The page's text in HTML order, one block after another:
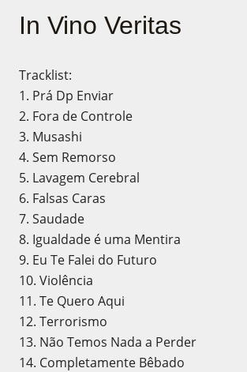
In Vino Veritas
Tracklist:
1. Prá Dp Enviar
2. Fora de Controle
3. Musashi
4. Sem Remorso
5. Lavagem Cerebral
6. Falsas Caras
7. Saudade
8. Igualdade é uma Mentira
9. Eu Te Falei do Futuro
10. Violência
11. Te Quero Aqui
12. Terrorismo
13. Não Temos Nada a Perder
14. Completamente Bêbado